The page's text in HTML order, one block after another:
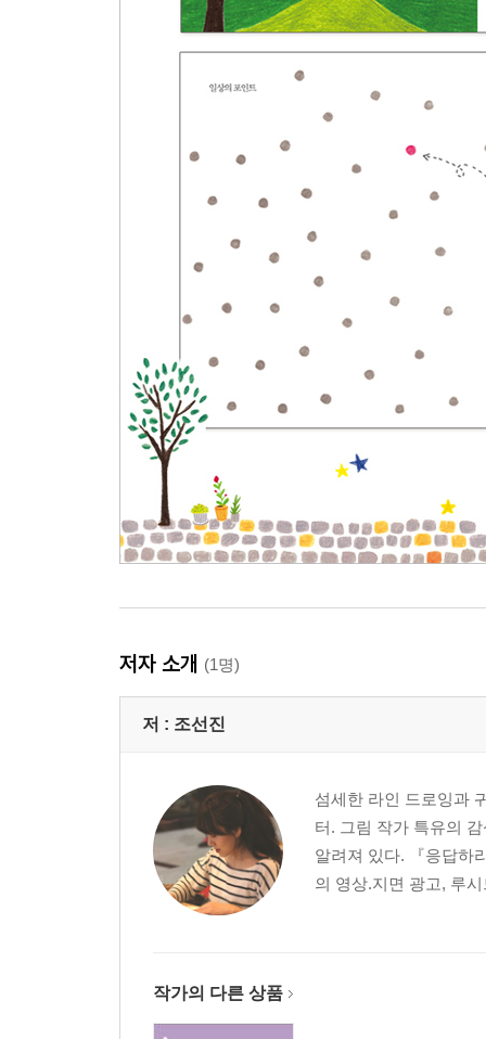
저자 소개 (1명)
저 : 조선진
섬세한 라인 드로잉과
터. 그림 작가 특유의
알려져 있다. 『응답하
의 영상.지면 광고, 루
작가의 다른 상품